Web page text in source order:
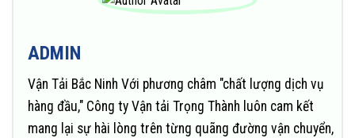
ADMIN
Vận Tải Bắc Ninh Với phương châm "chất lượng dịch vụ
hàng đầu," Công ty Vận tải Trọng Thành luôn cam kết
mang lại sự hài lòng trên từng quãng đường vận chuyển,